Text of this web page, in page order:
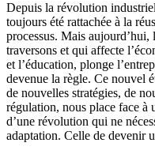
Depuis la révolution
toujours été rattachée à la
processus. Mais
traversons et qui affecte
et l’éducation, plonge
devenue la règle. Ce nouvel
de nouvelles stratégies, de
régulation, nous place face à
d’une révolution qui ne
adaptation. Celle de devenir